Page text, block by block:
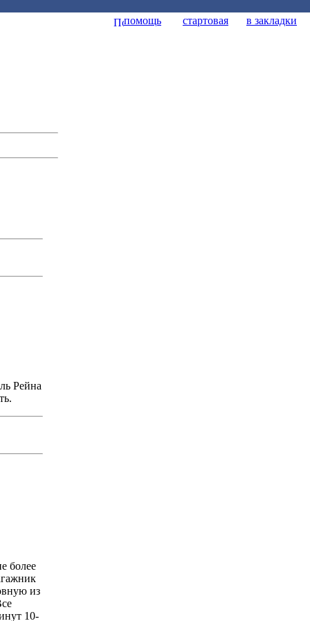
помощь стартовая в закладки
Рейна
более
из
10-